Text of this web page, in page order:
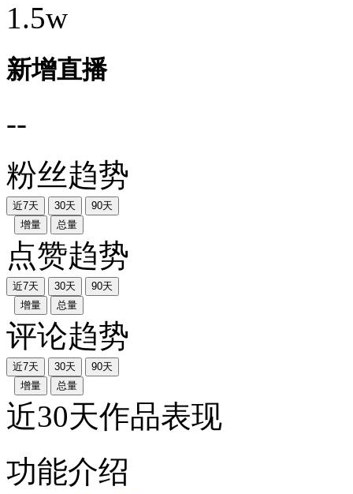
1.5w
新增直播
--
粉丝趋势
近7天 30天
90天
增量
总量
点赞趋势
近7天 30天
90天
增量
总量
评论趋势
近7天 30天
90天
增量
总量
近30天作品表现
功能介绍